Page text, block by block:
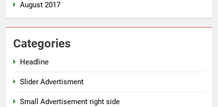
August 2017
Categories
Headline
Slider Advertisment
Small Advertisement right side